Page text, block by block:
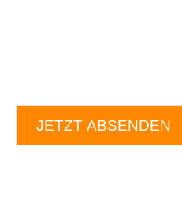
JETZT ABSENDEN